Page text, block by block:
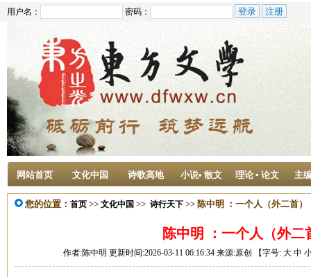
用户名： 密码：
网站首页 文化中国 诗歌高地 小说• 散文 理论 ▪ 论文 主
您的位置： 首页 >> 文化中国 >> 诗行天下 >> 陈中明 ：一个人（外二首）
陈中明 ：一个人（外二
作者:陈中明 更新时间:2026-03-11 06:16:34 来源:原创 【字号: 大 中